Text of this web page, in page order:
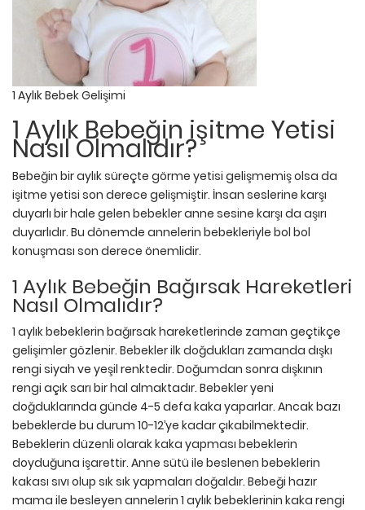
1 Aylık Bebek Gelişimi
1 Aylık Bebeğin işitme Yetisi
Nasıl Olmalıdır?
Bebeğin bir aylık süreçte görme yetisi gelişmemiş olsa da
işitme yetisi son derece gelişmiştir. İnsan seslerine karşı
duyarlı bir hale gelen bebekler anne sesine karşı da aşırı
duyarlıdır. Bu dönemde annelerin bebekleriyle bol bol
konuşması son derece önemlidir.
1 Aylık Bebeğin Bağırsak Hareketleri
Nasıl Olmalıdır?
1 aylık bebeklerin bağırsak hareketlerinde zaman geçtikçe
gelişimler gözlenir. Bebekler ilk doğdukları zamanda dışkı
rengi siyah ve yeşil renktedir. Doğumdan sonra dışkının
rengi açık sarı bir hal almaktadır. Bebekler yeni
doğduklarında günde 4-5 defa kaka yaparlar. Ancak bazı
bebeklerde bu durum 10-12’ye kadar çıkabilmektedir.
Bebeklerin düzenli olarak kaka yapması bebeklerin
doyduğuna işarettir. Anne sütü ile beslenen bebeklerin
kakası sıvı olup sık sık yapmaları doğaldır. Bebeği hazır
mama ile besleyen annelerin 1 aylık bebeklerinin kaka rengi